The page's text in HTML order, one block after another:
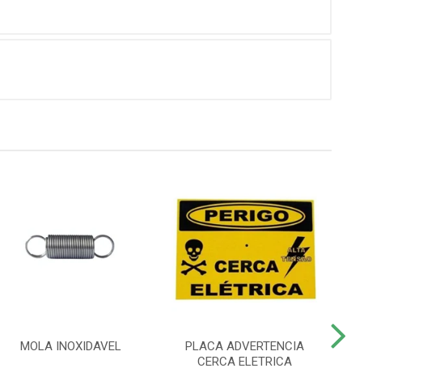
MOLA INOXIDAVEL
PLACA ADVERTENCIA
CERCA ELETRICA